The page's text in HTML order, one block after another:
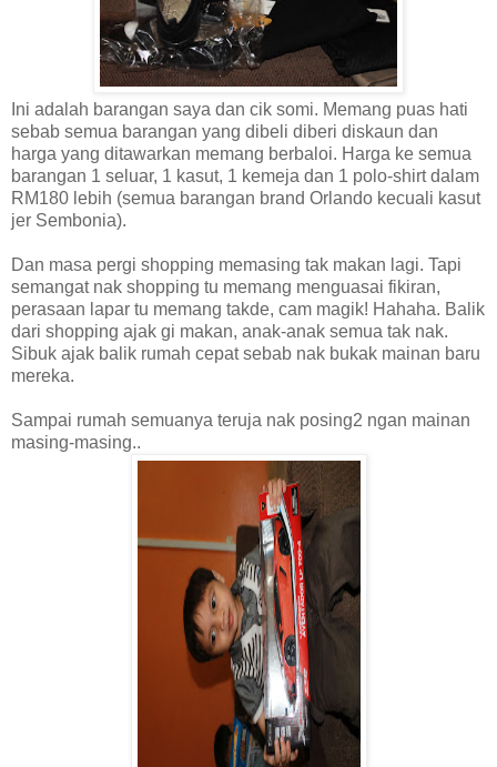
Ini adalah barangan saya dan cik somi. Memang puas hati
sebab semua barangan yang dibeli diberi diskaun dan
harga yang ditawarkan memang berbaloi. Harga ke semua
barangan 1 seluar, 1 kasut, 1 kemeja dan 1 polo-shirt dalam
RM180 lebih (semua barangan brand Orlando kecuali kasut
jer Sembonia).
Dan masa pergi shopping memasing tak makan lagi. Tapi
semangat nak shopping tu memang menguasai fikiran,
perasaan lapar tu memang takde, cam magik! Hahaha. Balik
dari shopping ajak gi makan, anak-anak semua tak nak.
Sibuk ajak balik rumah cepat sebab nak bukak mainan baru
mereka.
Sampai rumah semuanya teruja nak posing2 ngan mainan
masing-masing..